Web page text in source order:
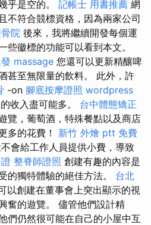
乎是空的。 記帳士 用書推薦 網
不符合競標資格，因為兩家公司
院 後來，我將繼續開發每個運
些徽標的功能可以看到本文。
massage 您還可以更新精釀啤
甚至無限量的飲料。 此外，許
-on 腳底按摩證照 wordpress
收入盡可能多。 台中體態矯正
覽，葡萄酒，特殊餐點以及商店
多的花費！ 新竹 外燴 ptt 免費
會給工作人員提供小費，導致
整脊師證照 創建有趣的內容是
的獨特體驗的絕佳方法。 台北
以創建在董事會上突出顯示的視
奮的遊覽。 儘管他們設計精
們仍然很可能在自己的小屋中互